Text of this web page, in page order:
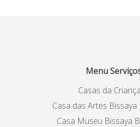
Menu
Casas da Criança
Casa das Artes
Casa Museu Bissaya